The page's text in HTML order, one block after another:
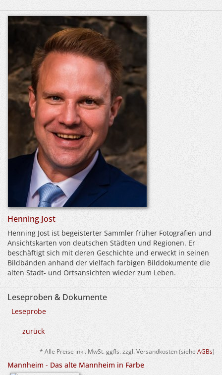
Henning Jost
Henning Jost ist begeisterter Sammler früher Fotografien und
Ansichtskarten von deutschen Städten und Regionen. Er
beschäftigt sich mit deren Geschichte und erweckt in seinen
Bildbänden anhand der vielfach farbigen Bilddokumente die
alten Stadt- und Ortsansichten wieder zum Leben.
Leseproben & Dokumente
Leseprobe
zurück
* Alle Preise inkl. MwSt. ggfls. zzgl. Versandkosten (siehe AGBs)
Mannheim - Das alte Mannheim in Farbe